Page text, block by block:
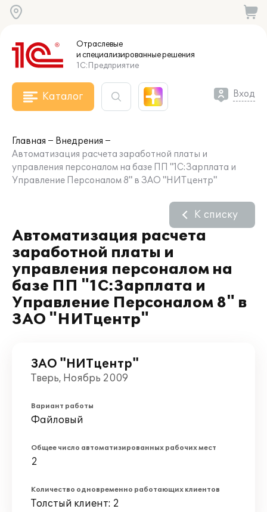
Отраслевые
и специализированныерешения
1С:Предприятие
Каталог Вход
Главная
Внедрения
Автоматизация расчета заработной платы и
управления персоналом на базе ПП "1С:Зарплата и
Управление Персоналом 8" в ЗАО "НИТцентр"
Автоматизация расчета
заработной платы и
управления персоналом на
базе ПП "1С:Зарплата и
Управление Персоналом 8" в
ЗАО "НИТцентр"
К списку
ЗАО "НИТцентр"
Тверь, Ноябрь 2009
Вариант работы
Файловый
Общее число автоматизированных рабочих мест
2
Количество одновременно работающих клиентов
Толстый клиент: 2